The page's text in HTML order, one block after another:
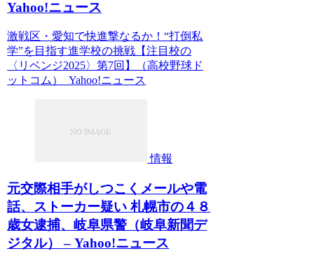
Yahoo!ニュース
激戦区・愛知で快進撃なるか！“打倒私
学”を目指す進学校の挑戦【注目校の
〈リベンジ2025〉第7回】（高校野球ド
ットコム） Yahoo!ニュース
情報
元交際相手がしつこくメールや電
話、ストーカー疑い 札幌市の４８
歳女逮捕、岐阜県警（岐阜新聞デ
ジタル） – Yahoo!ニュース